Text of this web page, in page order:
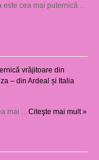
cea mai puternică …
vrăjitoare din
– din Ardeal și Italia
mai … Citeşte mai mult »